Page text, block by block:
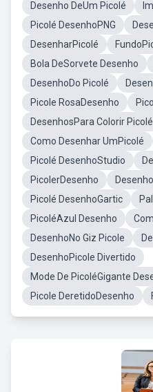
Desenho DeUm Picolé
Picolé DesenhoPNG
DesenharPicolé
Bola DeSorvete Desenho
DesenhoDo Picolé
Picole RosaDesenho
DesenhosPara Colorir Picolé
Como Desenhar UmPicolé
Picolé DesenhoStudio
PicolerDesenho
Picolé DesenhoGartic
PicoléAzul Desenho
DesenhoNo Giz Picole
DesenhoPicole Divertido
Mode De PicoléGigante
Picole DeretidoDesenho